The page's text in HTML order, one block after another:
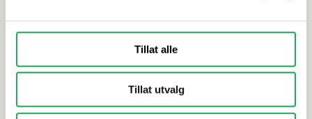
Tillat alle
Tillat utvalg